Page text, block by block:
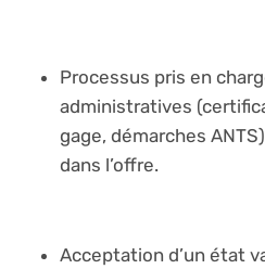
Processus pris en
administratives
gage, démarches
dans l’offre.
Acceptation d’un état